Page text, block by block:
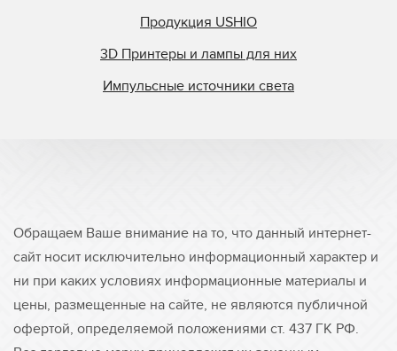
Продукция USHIO
3D Принтеры и лампы для них
Импульсные источники света
Обращаем Ваше внимание на то, что данный интернет-
сайт носит исключительно информационный характер и
ни при каких условиях информационные материалы и
цены, размещенные на сайте, не являются публичной
офертой, определяемой положениями ст. 437 ГК РФ.